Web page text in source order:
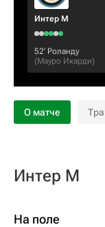
Интер М
52‎’‎ Роланду
(Мауро Икарди)
О матче
Интер М
На поле